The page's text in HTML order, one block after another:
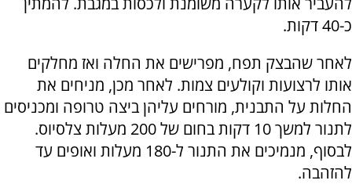
כ-40 דקות.
לאחר שהבצק תפח, מפרישים את החלה ואז מחלקים
אותו לרצועות וקולעים צמות. לאחר מכן, מניחים את
החלות על התבנית, מורחים עליהן ביצה טרופה ומכניסים
לתנור למשך 10 דקות בחום של 200 מעלות צלסיוס.
לבסוף, מנמיכים את התנור ל-180 מעלות ואופים עד
להזהבה.